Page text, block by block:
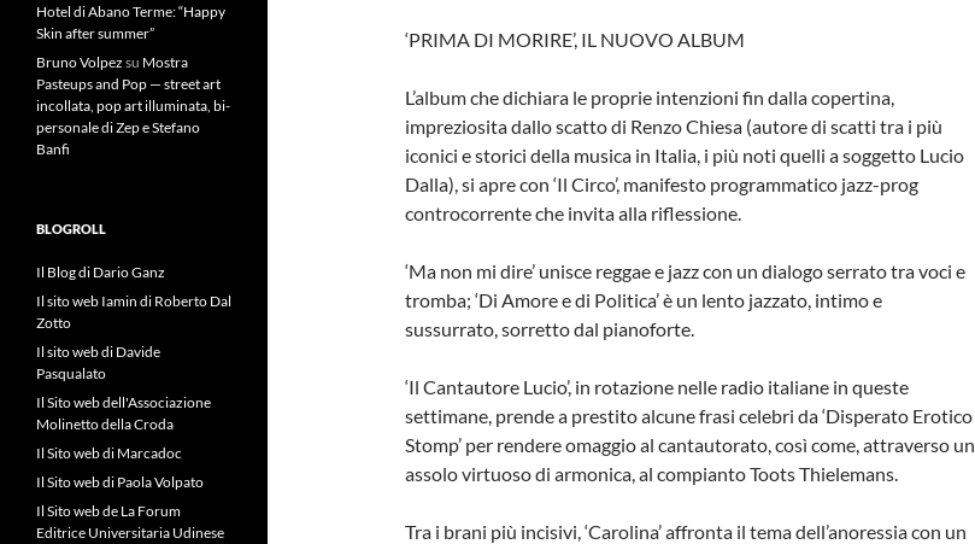
‘PRIMA DI MORIRE’, IL NUOVO ALBUM
L’album che dichiara le proprie intenzioni fin dalla copertina,
impreziosita dallo scatto di Renzo Chiesa (autore di scatti tra i più
iconici e storici della musica in Italia, i più noti quelli a soggetto Lucio
Dalla), si apre con ‘Il Circo’, manifesto programmatico jazz-prog
controcorrente che invita alla riflessione.
‘Ma non mi dire’ unisce reggae e jazz con un dialogo serrato tra voci e
tromba; ‘Di Amore e di Politica’ è un lento jazzato, intimo e
sussurrato, sorretto dal pianoforte.
‘Il Cantautore Lucio’, in rotazione nelle radio italiane in queste
settimane, prende a prestito alcune frasi celebri da ‘Disperato Erotico
Stomp’ per rendere omaggio al cantautorato, così come, attraverso un
assolo virtuoso di armonica, al compianto Toots Thielemans.
Tra i brani più incisivi, ‘Carolina’ affronta il tema dell’anoressia con un
Hotel di Abano Terme: “Happy
Skin after summer”
Bruno Volpez su Mostra
Pasteups and Pop — street art
incollata, pop art illuminata, bi-
personale di Zep e Stefano
Banfi
BLOGROLL
Il Blog di Dario Ganz
Il sito web Iamin di Roberto Dal
Zotto
Il sito web di Davide
Pasqualato
Il Sito web dell'Associazione
Molinetto della Croda
Il Sito web di Marcadoc
Il Sito web di Paola Volpato
Il Sito web de La Forum
Editrice Universitaria Udinese